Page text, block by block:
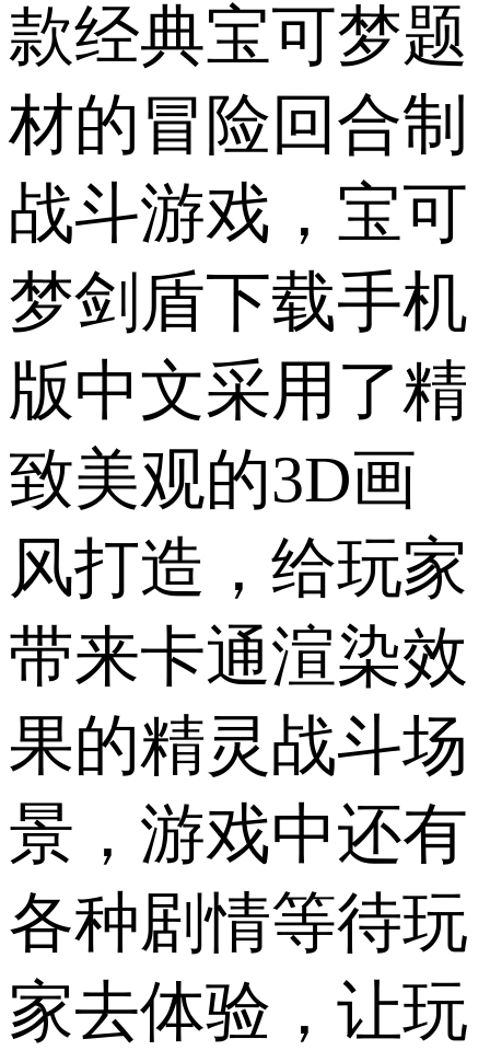
款经典宝可梦题
材的冒险回合制
战斗游戏，宝可
梦剑盾下载手机
版中文采用了精
致美观的3D画
风打造，给玩家
带来卡通渲染效
果的精灵战斗场
景，游戏中还有
各种剧情等待玩
家去体验，让玩